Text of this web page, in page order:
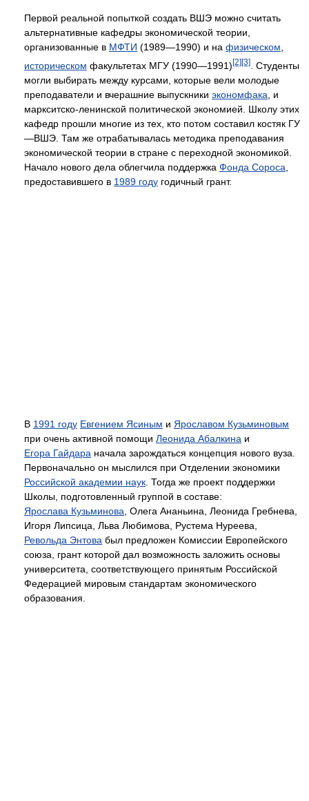
Первой реальной попыткой создать ВШЭ можно считать
альтернативные кафедры экономической теории,
организованные в МФТИ (1989—1990) и на физическом,
историческом факультетах МГУ (1990—1991) [2] [3]
. Студенты
могли выбирать между курсами, которые вели молодые
преподаватели и вчерашние выпускники экономфака , и
маркситско-ленинской политической экономией. Школу этих
кафедр прошли многие из тех, кто потом составил костяк ГУ
—ВШЭ. Там же отрабатывалась методика преподавания
экономической теории в стране с переходной экономикой.
Начало нового дела облегчила поддержка Фонда Сороса
предоставившего в 1989 году годичный грант.
В 1991 году Евгением Ясиным и Ярославом Кузьминовым
при очень активной помощи Леонида Абалкина и
Егора Гайдара начала зарождаться концепция нового вуза.
Первоначально он мыслился при Отделении экономики
Российской академии наук . Тогда же проект поддержки
Школы, подготовленный группой в составе:
Ярослава Кузьминова , Олега Ананьина, Леонида Гребнева,
Игоря Липсица, Льва Любимова, Рустема Нуреева,
Револьда Энтова был предложен Комиссии Европейского
союза, грант которой дал возможность заложить основы
университета, соответствующего принятым Российской
Федерацией мировым стандартам экономического
образования.